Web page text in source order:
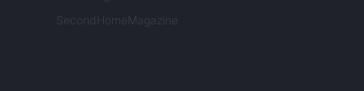
SecondHomeMagazine